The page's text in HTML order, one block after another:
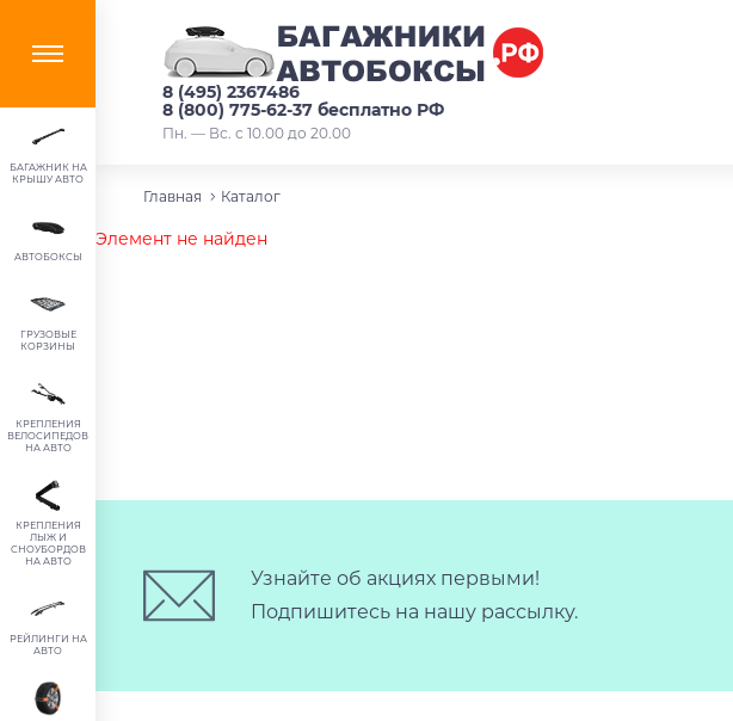
8 (495) 2367486
8 (800) 775-62-37 бесплатно РФ
Пн. — Вс. с 10.00 до 20.00
БАГАЖНИК НА
КРЫШУ АВТО
АВТОБОКСЫ
ГРУЗОВЫЕ
КОРЗИНЫ
КРЕПЛЕНИЯ
ВЕЛОСИПЕДОВ
НА АВТО
КРЕПЛЕНИЯ
ЛЫЖ И
СНОУБОРДОВ
НА АВТО
РЕЙЛИНГИ НА
АВТО
Главная Каталог
Элемент не найден
Узнайте об акциях первыми!
Подпишитесь на нашу рассылку.